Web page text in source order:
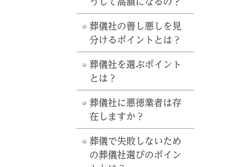
葬儀社の善し悪しを見
分けるポイントとは？
葬儀社を選ぶポイント
とは？
葬儀社に悪徳業者は存
在しますか？
葬儀で失敗しないため
の葬儀社選びのポイン